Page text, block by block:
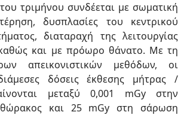
τριμήνου συνδέεται με σωματική
δυσπλασίες του κεντρικού
διαταραχή της λειτουργίας
και με πρόωρο θάνατο. Με τη
απεικονιστικών μεθόδων, οι
δόσεις έκθεσης μήτρας /
μεταξύ 0,001 mGy στην
θώρακος και 25 mGy στη σάρωση